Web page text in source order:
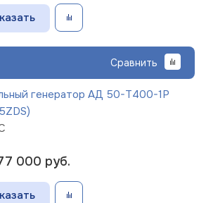
Сравнить
генератор АД 50-Т400-1Р
000 руб.